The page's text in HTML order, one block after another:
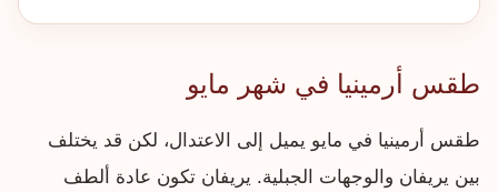
طقس أرمينيا في شهر مايو
طقس أرمينيا في مايو يميل إلى الاعتدال، لكن قد يختلف
بين يريفان والوجهات الجبلية. يريفان تكون عادة ألطف